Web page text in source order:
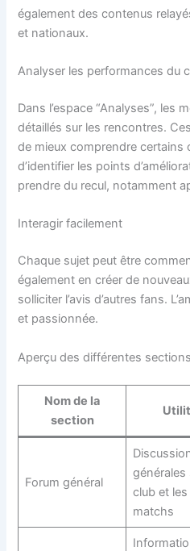
également des contenus
et nationaux.
Analyser les performances du
Dans l’espace “Analyses”, les
détaillés sur les rencontres.
de mieux comprendre certains
d’identifier les points
prendre du recul, notamment
Interagir facilement
Chaque sujet peut être
également en créer de
solliciter l’avis d’autres fans.
et passionnée.
Aperçu des différentes
Nom de la
section
Forum général
générales
club et les
matchs